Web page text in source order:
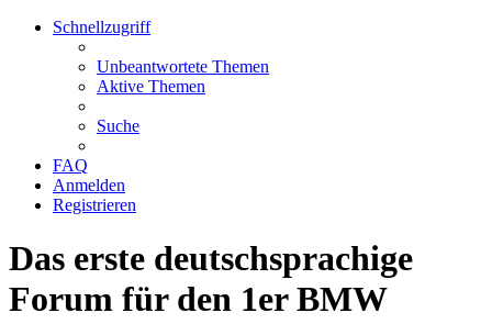
Schnellzugriff
Unbeantwortete Themen
Aktive Themen
Suche
FAQ
Anmelden
Registrieren
Das erste deutschsprachige
Forum für den 1er BMW